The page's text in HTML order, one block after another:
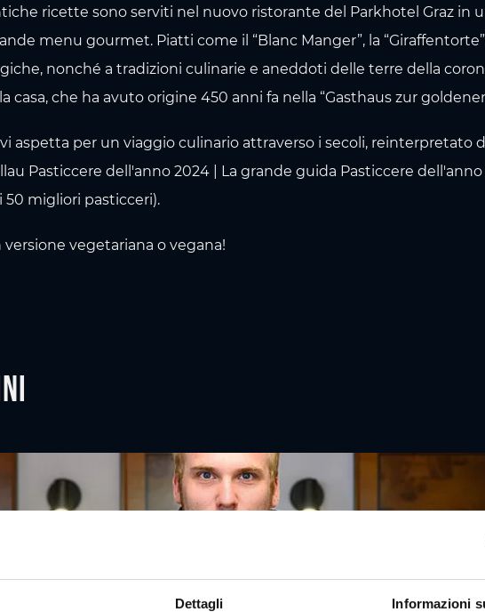
Dettagli Informazioni
ricette sono serviti nel nuovo ristorante del Parkhotel Graz in
menu gourmet. Piatti come il “Blanc Manger”, la “Giraffentorte”
nonché a tradizioni culinarie e aneddoti delle terre della
casa, che ha avuto origine 450 anni fa nella “Gasthaus zur
vi aspetta per un viaggio culinario attraverso i secoli, reinterpretato
Pasticcere dell'anno 2024 | La grande guida Pasticcere dell'anno
50 migliori pasticceri).
vegetariana o vegana!